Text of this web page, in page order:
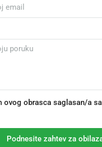
ovog obrasca saglasan/a
Podnesite zahtev za